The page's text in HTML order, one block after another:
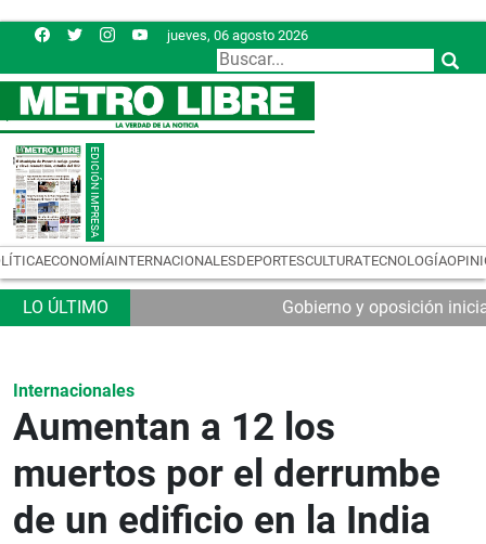
jueves, 06 agosto 2026
ECONOMÍAINTERNACIONALESDEPORTESCULTURATECNOLOGÍA
Gobierno y oposición
Internacionales
Aumentan a 12 los
muertos por el derrumbe
de un edificio en la India